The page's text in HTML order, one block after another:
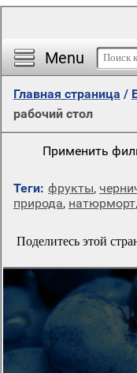
Menu
Главная страница /
рабочий стол
Применить
Теги: фрукты,
природа, натюрморт,